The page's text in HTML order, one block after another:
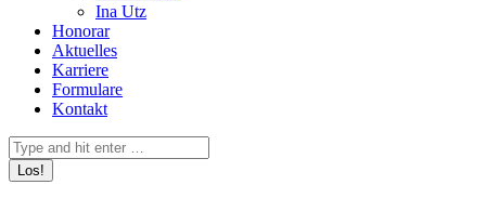
Ina Utz
Honorar
Aktuelles
Karriere
Formulare
Kontakt
Search: